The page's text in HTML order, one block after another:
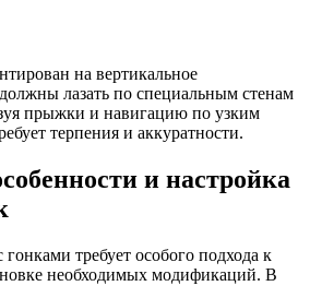
на вертикальное
лазать по специальным стенам
прыжки и навигацию по узким
терпения и аккуратности.
и настройка
требует особого подхода к
необходимых модификаций. В